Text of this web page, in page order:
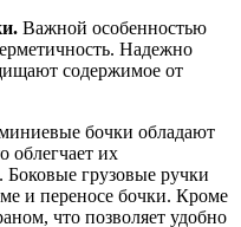
Важной особенностью
Надежно
содержимое от
бочки обладают
облегчает их
грузовые ручки
и переносе бочки. Кроме
что позволяет удобно